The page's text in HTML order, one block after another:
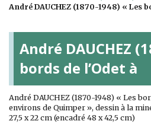
André DAUCHEZ (1870-1948) « Les
André DAUCHEZ
bords de l’Odet à
André DAUCHEZ (1870-1948) « Les
environs de Quimper », dessin à la
27,5 x 22 cm (encadré 48 x 42,5 cm)